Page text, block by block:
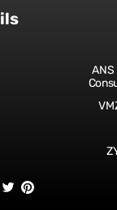
teilen
Facebook teilen
Auf Twitter teilen
Auf Pinterest